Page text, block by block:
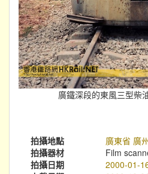
廣鐵深段的東風三型柴
拍攝地點 廣東省 廣
拍攝器材
Film
拍攝日期
2000-01-